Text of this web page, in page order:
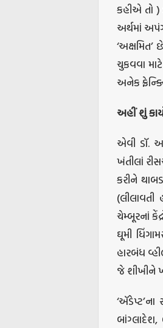
કહીએ તો
અર્થમાં
ચુકવવા
અનેક
અહીંશું
એવી ડૉ.
ખંતીલાં
કરીને
(લીલાવતી
ચેમ્બૂરનાં
ઘૂમી
હારબંધ
જે શીખીને
બાંગ્લાદેશ,